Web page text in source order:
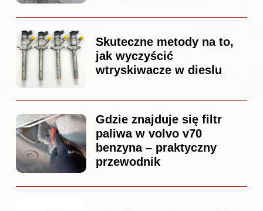
Skuteczne metody na to,
jak wyczyścić
wtryskiwacze w dieslu
Gdzie znajduje się filtr
paliwa w volvo v70
benzyna – praktyczny
przewodnik